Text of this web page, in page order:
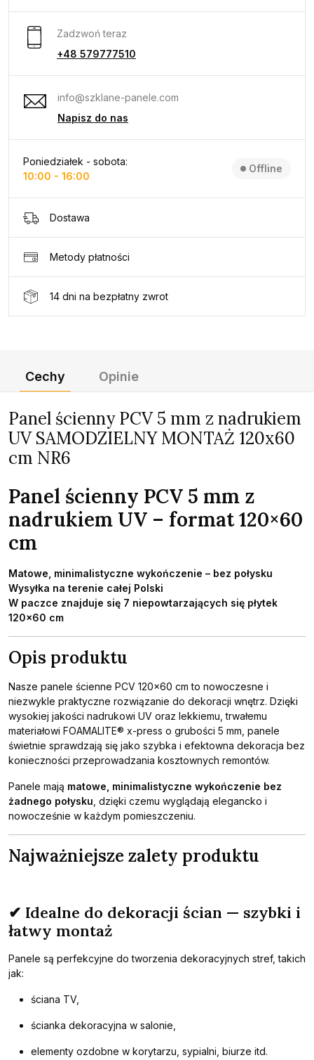
Zadzwoń teraz
+48 579777510
info@szklane-panele.com
Napisz do nas
Poniedziałek - sobota:
10:00 - 16:00
Offline
Dostawa
Metody płatności
14 dni na bezpłatny zwrot
Cechy Opinie
Panel ścienny PCV 5 mm z nadrukiem
UV SAMODZIELNY MONTAŻ 120x60
cm NR6
Panel ścienny PCV 5 mm z
nadrukiem UV – format 120×60
cm
Matowe, minimalistyczne wykończenie – bez połysku
Wysyłka na terenie całej Polski
W paczce znajduje się 7 niepowtarzających się płytek
120×60 cm
Opis produktu
Nasze panele ścienne PCV 120×60 cm to nowoczesne i
niezwykle praktyczne rozwiązanie do dekoracji wnętrz. Dzięki
wysokiej jakości nadrukowi UV oraz lekkiemu, trwałemu
materiałowi FOAMALITE® x-press o grubości 5 mm, panele
świetnie sprawdzają się jako szybka i efektowna dekoracja bez
konieczności przeprowadzania kosztownych remontów.
Panele mają matowe, minimalistyczne wykończenie bez
żadnego połysku , dzięki czemu wyglądają elegancko i
nowocześnie w każdym pomieszczeniu.
Najważniejsze zalety produktu
✔ Idealne do dekoracji ścian — szybki i
łatwy montaż
Panele są perfekcyjne do tworzenia dekoracyjnych stref, takich
jak:
ściana TV,
ścianka dekoracyjna w salonie,
elementy ozdobne w korytarzu, sypialni, biurze itd.